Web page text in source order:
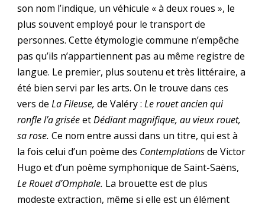
son nom l’indique, un véhicule « à deux roues », le
plus souvent employé pour le transport de
personnes. Cette étymologie commune n’empêche
pas qu’ils n’appartiennent pas au même registre de
langue. Le premier, plus soutenu et très littéraire, a
été bien servi par les arts. On le trouve dans ces
vers deLa Fileuse, de Valéry :Le rouet ancien qui
ronfle l’a griséeetDédiant magnifique, au vieux rouet,
sa rose. Ce nom entre aussi dans un titre, qui est à
la fois celui d’un poème des Contemplationsde Victor
Hugo et d’un poème symphonique de Saint-Saëns,
Le Rouet d’Omphale. La brouette est de plus
modeste extraction, même si elle est un élément